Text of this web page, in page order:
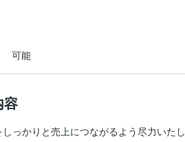
可能
容
っかりと売上につながるよう尽力いたし